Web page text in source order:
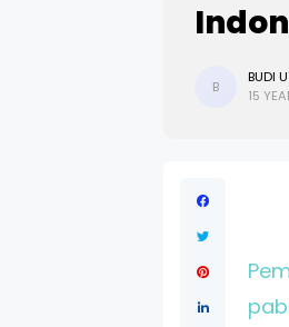
B
BUDI
15